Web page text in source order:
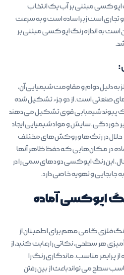
اپوکسی مبتنی بر آب یک انتخاب
است زیرا ساده است و به سرعت
به اندازه رنگ اپوکسی مبتنی بر
به دلیل دوام و مقاومت شیمیایی آن،
صنعتی است. از دو جزء تشکیل شده
پیوند شیمیایی قوی تشکیل می دهند
سایش و مواد شیمیایی ایجاد
در رنگ‌ها و روکش‌های مختلف
در مکان‌هایی که حفظ ظاهر آنها
این رنگ اپوکسی دودهای سمی را در
جابجایی و تهویه خاصی دارد.
اپوکسی آماده
فلزی گامی مهم برای اطمینان از
هر سطحی، نکاتی را رعایت کنید، از
پرایمر مناسب. ماندگاری رنگ را
سطح می تواند باعث از بین رفتن